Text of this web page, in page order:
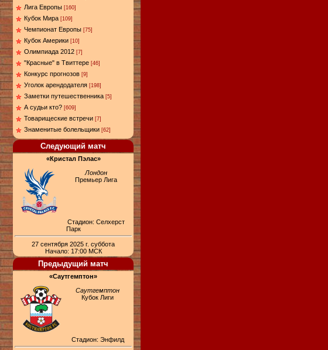
Лига Европы [160]
Кубок Мира [109]
Чемпионат Европы [75]
Кубок Америки [10]
Олимпиада 2012 [7]
"Красные" в Твиттере [46]
Конкурс прогнозов [9]
Уголок арендодателя [198]
Заметки путешественника [5]
А судьи кто? [609]
Товарищеские встречи [7]
Знаменитые болельщики [62]
Следующий матч
«Кристал Пэлас»
Лондон
Премьер Лига
Стадион: Селхерст
Парк
27 сентября 2025 г. суббота
Начало: 17:00 МСК
Предыдущий матч
«Саутгемптон»
Саутгемптон
Кубок Лиги
Стадион: Энфилд